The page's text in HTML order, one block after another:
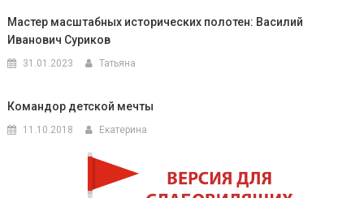
Мастер масштабных исторических полотен: Василий
Иванович Суриков
31.01.2023 Татьяна
Командор детской мечты
11.10.2018 Екатерина